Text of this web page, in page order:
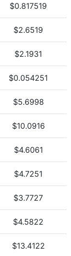
$0.817519
$2.6519
$2.1931
$0.054251
$5.6998
$10.0916
$4.6061
$4.7251
$3.7727
$4.5822
$13.4122